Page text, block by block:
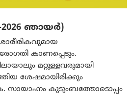
2026 ഞായര്‍)
കാണപ്പെടും.
മറ്റുള്ളവരുമായി
ശേഷമായിരിക്കും
സായാഹ്നം കുടുംബത്തോടൊപ്പം